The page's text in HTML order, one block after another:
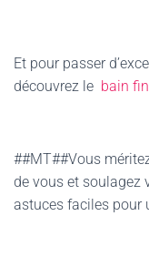
Et pour passer
découvrez le bain
##MT##Vous
de vous et soulagez
astuces faciles pour